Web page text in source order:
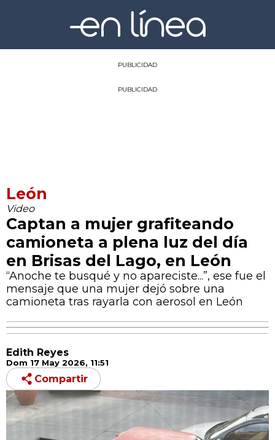
PUBLICIDAD
PUBLICIDAD
León
Video
Captan a mujer grafiteando
camioneta a plena luz del día
en Brisas del Lago, en León
“Anoche te busqué y no apareciste...”, ese fue el
mensaje que una mujer dejó sobre una
camioneta tras rayarla con aerosol en León
Edith Reyes
Dom 17 May 2026, 11:51
Compartir